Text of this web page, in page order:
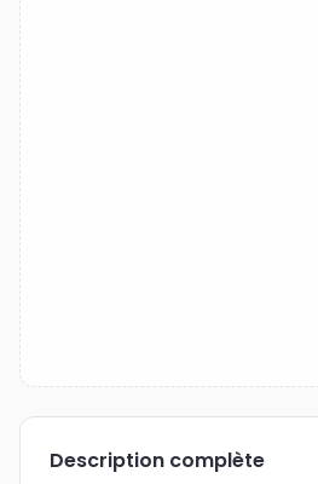
Description complète